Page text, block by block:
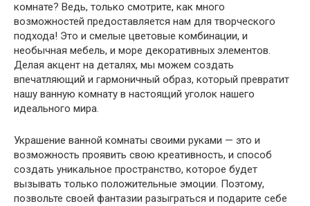
комнате? Ведь, только смотрите, как много
возможностей предоставляется нам для творческого
подхода! Это и смелые цветовые комбинации, и
необычная мебель, и море декоративных элементов.
Делая акцент на деталях, мы можем создать
впечатляющий и гармоничный образ, который превратит
нашу ванную комнату в настоящий уголок нашего
идеального мира.
Украшение ванной комнаты своими руками — это и
возможность проявить свою креативность, и способ
создать уникальное пространство, которое будет
вызывать только положительные эмоции. Поэтому,
позвольте своей фантазии разыграться и подарите себе